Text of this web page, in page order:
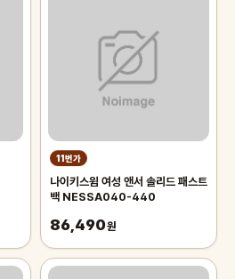
11번가
나이키스윔 여성 앤서 솔리드 패스트
백 NESSA040-440
86,490원